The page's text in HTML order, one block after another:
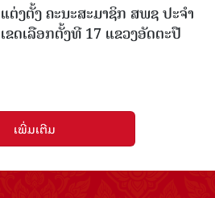
ແຕ່ງຕັ້ງ ຄະນະສະມາຊິກ ສພຊ ປະຈຳ
ເຂດເລືອກຕັ້ງທີ 17 ແຂວງອັດຕະປື
ເພີ່ມເຕີມ